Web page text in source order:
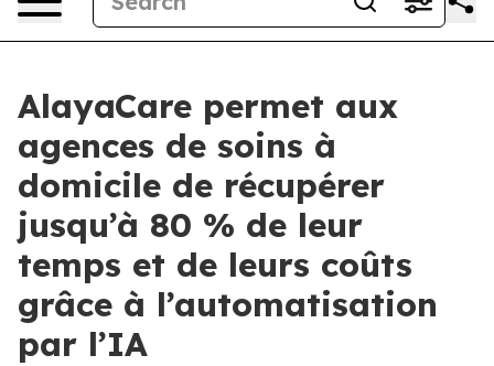
AlayaCare permet aux
agences de soins à
domicile de récupérer
jusqu’à 80 % de leur
temps et de leurs coûts
grâce à l’automatisation
par l’IA